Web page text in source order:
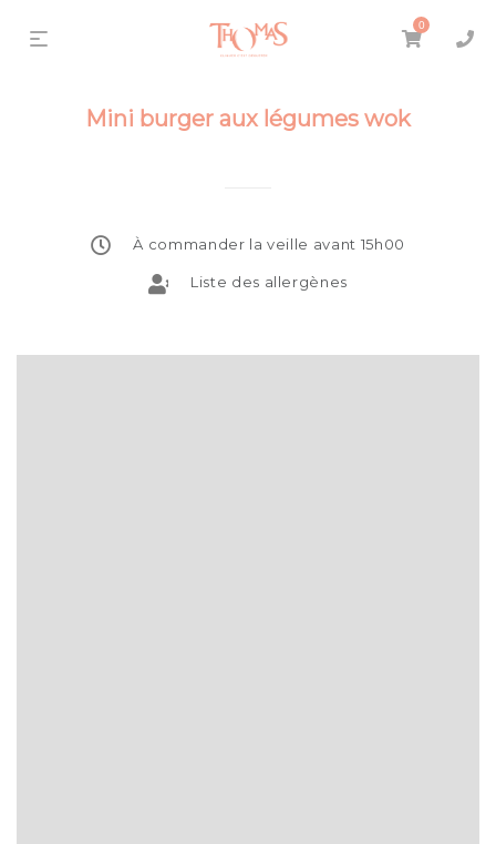
0
Mini burger aux légumes wok
À commander la veille avant 15h00
Liste des allergènes